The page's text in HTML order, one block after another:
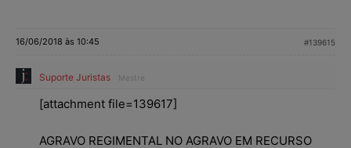
16/06/2018 às 10:45 #139615
Suporte Juristas Mestre
[attachment file=139617]
AGRAVO REGIMENTAL NO AGRAVO EM RECURSO